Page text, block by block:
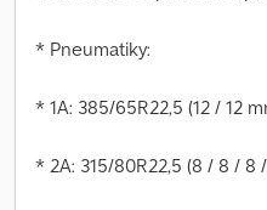
* Pneumatiky:
* 1A: 385/65R22,5 (12 / 12
* 2A: 315/80R22,5 (8 / 8 / 8